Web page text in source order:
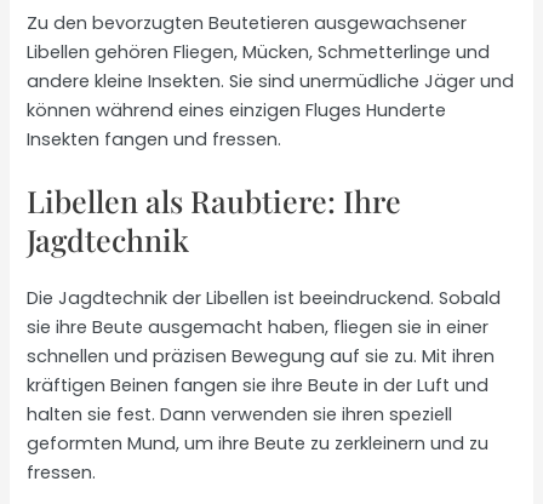
Zu den bevorzugten Beutetieren ausgewachsener
Libellen gehören Fliegen, Mücken, Schmetterlinge und
andere kleine Insekten. Sie sind unermüdliche Jäger und
können während eines einzigen Fluges Hunderte
Insekten fangen und fressen.
Libellen als Raubtiere: Ihre
Jagdtechnik
Die Jagdtechnik der Libellen ist beeindruckend. Sobald
sie ihre Beute ausgemacht haben, fliegen sie in einer
schnellen und präzisen Bewegung auf sie zu. Mit ihren
kräftigen Beinen fangen sie ihre Beute in der Luft und
halten sie fest. Dann verwenden sie ihren speziell
geformten Mund, um ihre Beute zu zerkleinern und zu
fressen.